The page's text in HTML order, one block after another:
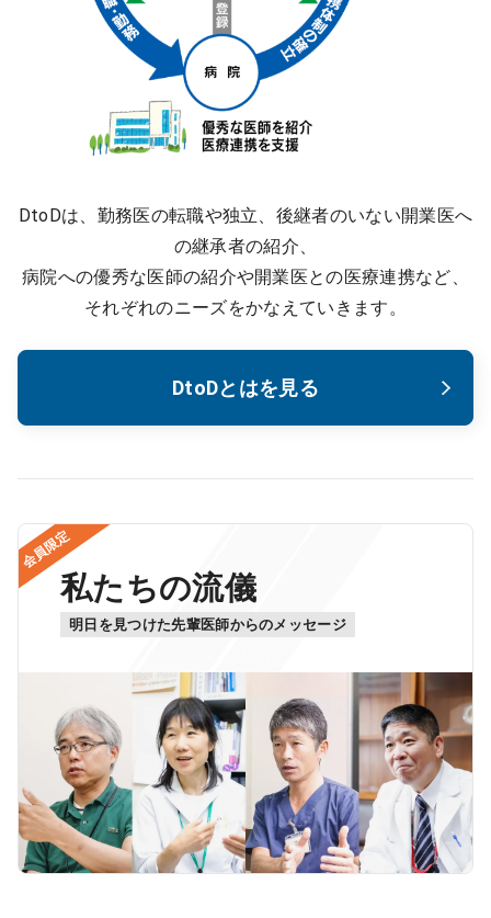
DtoDは、勤務医の転職や独立、後継者のいない開業医へ
の継承者の紹介、
病院への優秀な医師の紹介や開業医との医療連携など、
それぞれのニーズをかなえていきます。
DtoDとはを見る
会員限定
私たちの流儀
明日を見つけた先輩医師からのメッセージ